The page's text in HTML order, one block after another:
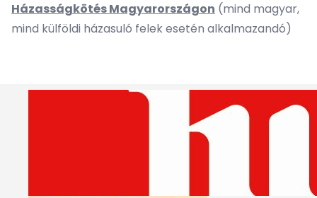
Házasságkötés Magyarországon (mind magyar,
mind külföldi házasuló felek esetén alkalmazandó)